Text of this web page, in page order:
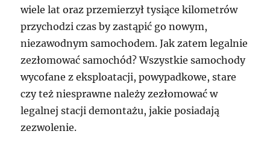
wiele lat oraz przemierzył tysiące kilometrów
przychodzi czas by zastąpić go nowym,
niezawodnym samochodem. Jak zatem legalnie
zezłomować samochód? Wszystkie samochody
wycofane z eksploatacji, powypadkowe, stare
czy też niesprawne należy zezłomować w
legalnej stacji demontażu, jakie posiadają
zezwolenie.